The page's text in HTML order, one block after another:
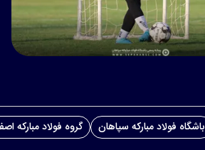
باشگاه فولاد مبارکه سپاهان گروه فولاد مبارکه